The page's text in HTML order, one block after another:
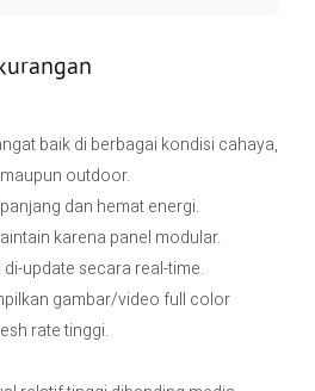
baik di berbagai kondisi cahaya,
outdoor.
dan hemat energi.
karena panel modular.
update secara real-time.
gambar/video full color
rate tinggi.